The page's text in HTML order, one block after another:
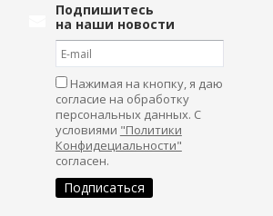
Подпишитесь
на наши новости
Нажимая на кнопку, я даю
согласие на обработку
персональных данных. С
условиями "Политики
Конфидециальности"
согласен.